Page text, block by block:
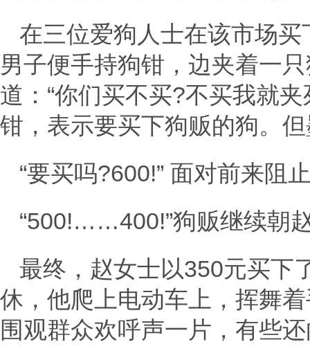
在三位爱狗人士在该市场
男子便手持狗钳，边夹着一
道：“你们买不买?不买我就
钳，表示要买下狗贩的狗。
“要买吗?600!” 面对前来阻
“500!……400!”狗贩继续朝
最终，赵女士以350元买下
休，他爬上电动车上，挥舞
围观群众欢呼声一片，有些